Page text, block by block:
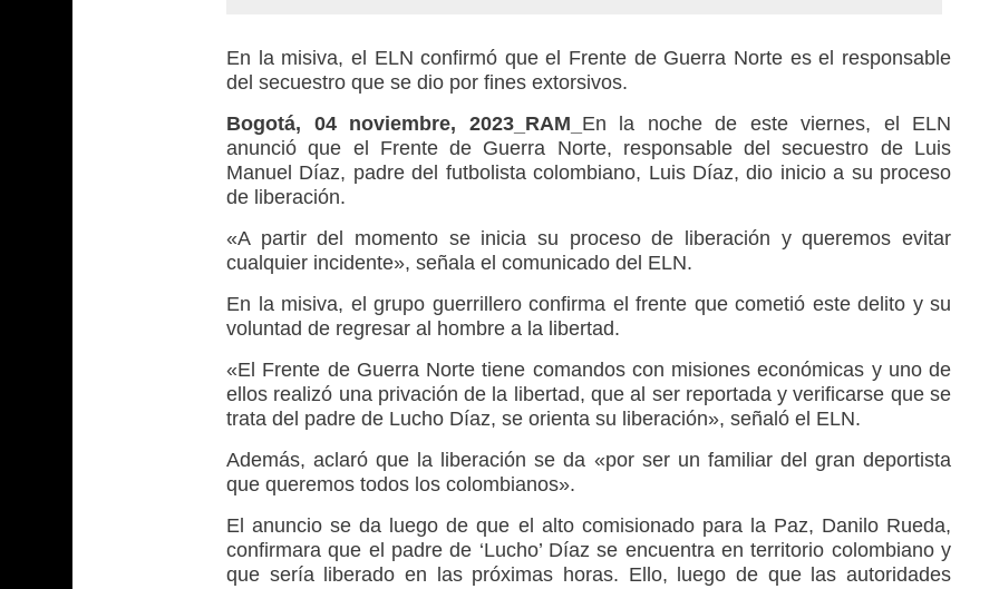
En la misiva, el ELN confirmó que el Frente de Guerra Norte es el responsable
del secuestro que se dio por fines extorsivos.
Bogotá, 04 noviembre, 2023_RAM_ En la noche de este viernes, el ELN
anunció que el Frente de Guerra Norte, responsable del secuestro de Luis
Manuel Díaz, padre del futbolista colombiano, Luis Díaz, dio inicio a su proceso
de liberación.
«A partir del momento se inicia su proceso de liberación y queremos evitar
cualquier incidente», señala el comunicado del ELN.
En la misiva, el grupo guerrillero confirma el frente que cometió este delito y su
voluntad de regresar al hombre a la libertad.
«El Frente de Guerra Norte tiene comandos con misiones económicas y uno de
ellos realizó una privación de la libertad, que al ser reportada y verificarse que se
trata del padre de Lucho Díaz, se orienta su liberación», señaló el ELN.
Además, aclaró que la liberación se da «por ser un familiar del gran deportista
que queremos todos los colombianos».
El anuncio se da luego de que el alto comisionado para la Paz, Danilo Rueda,
confirmara que el padre de ‘Lucho’ Díaz se encuentra en territorio colombiano y
que sería liberado en las próximas horas. Ello, luego de que las autoridades